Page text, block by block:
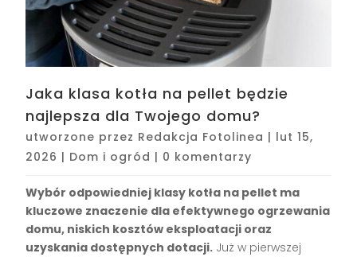
Jaka klasa kotła na pellet będzie
najlepsza dla Twojego domu?
utworzone przez Redakcja Fotolinea | lut 15,
2026 | Dom i ogród | 0 komentarzy
Wybór odpowiedniej klasy kotła na pellet ma
kluczowe znaczenie dla efektywnego ogrzewania
domu, niskich kosztów eksploatacji oraz
uzyskania dostępnych dotacji. Już w pierwszej